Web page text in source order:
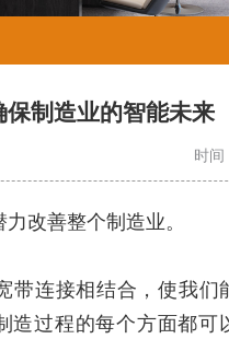
保制造业的智能未来
时
改善整个制造业。
带连接相结合，使我们
造过程的每个方面都可